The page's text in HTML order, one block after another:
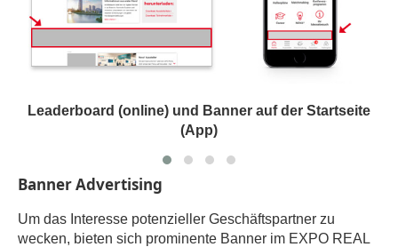
Leaderboard (online) und Banner auf der Startseite
(App)
Banner Advertising
Um das Interesse potenzieller Geschäftspartner zu
wecken, bieten sich prominente Banner im EXPO REAL